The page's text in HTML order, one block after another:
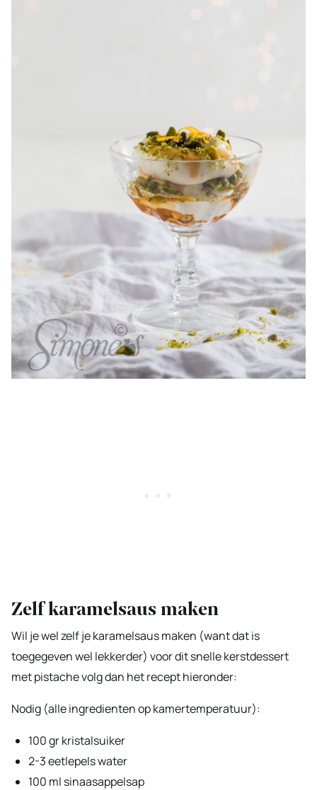
Zelf karamelsaus maken
Wil je wel zelf je karamelsaus maken (want dat is
toegegeven wel lekkerder) voor dit snelle kerstdessert
met pistache volg dan het recept hieronder:
Nodig (alle ingredienten op kamertemperatuur):
100 gr kristalsuiker
2-3 eetlepels water
100 ml sinaasappelsap